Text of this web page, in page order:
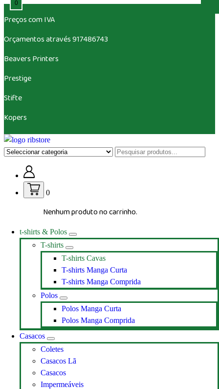
Saltar
para
conteúdo
Preços com IVA
Orçamentos através 917486743
Beavers Printers
Prestige
Stifte
Kopers
Loja de vestuário Personalizado
0
0
Nenhum produto no carrinho.
t-shirts & Polos
T-shirts
T-shirts Cavas
T-shirts Manga Curta
T-shirts Manga Comprida
Polos
Polos Manga Curta
Polos Manga Comprida
Casacos
Coletes
Casacos Lã
Casacos
Impermeáveis